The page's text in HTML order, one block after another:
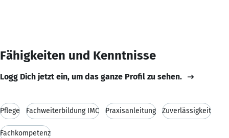
Fähigkeiten und Kenntnisse
Logg Dich jetzt ein, um das ganze Profil zu sehen.
Pflege Fachweiterbildung IMC Praxisanleitung Zuverlässigkeit
Fachkompetenz